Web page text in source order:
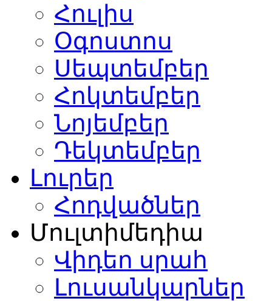
Հուլիս
Օգոստոս
Սեպտեմբեր
Հոկտեմբեր
Նոյեմբեր
Դեկտեմբեր
Լուրեր
Հոդվածներ
Մուլտիմեդիա
Վիդեո սրահ
Լուսանկարներ